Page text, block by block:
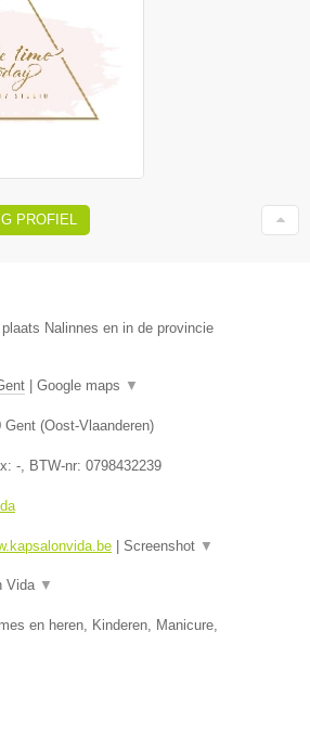
PROFIEL
Nalinnes en in de provincie
Google maps ▼
Gent (Oost-Vlaanderen)
-, BTW-nr: 0798432239
Screenshot ▼
Vida ▼
en heren, Kinderen, Manicure,